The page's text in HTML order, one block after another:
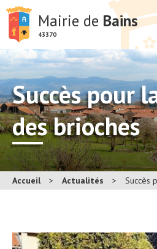
Mairie de Bains
43370
Succès pour
des brioches
Accueil > Actualités > Succès